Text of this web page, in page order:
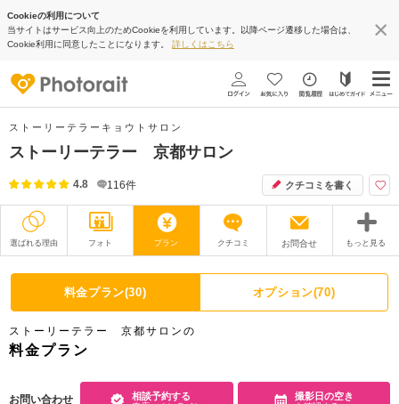
Cookieの利用について
当サイトはサービス向上のためCookieを利用しています。以降ページ遷移した場合は、
Cookie利用に同意したことになります。 詳しくはこちら
ストーリーテラーキョウトサロン
ストーリーテラー 京都サロン
4.8 116件 クチコミを書く
選ばれる理由 フォト プラン クチコミ お問合せ もっと見る
撮影レポート フォトグラファー
衣装 ムービー
オプション
アクセス/TEL スタジオトップ
料金プラン(30) オプション(70)
ストーリーテラー 京都サロンの
料金プラン
お問い合わせ 相談予約する 撮影日の空き